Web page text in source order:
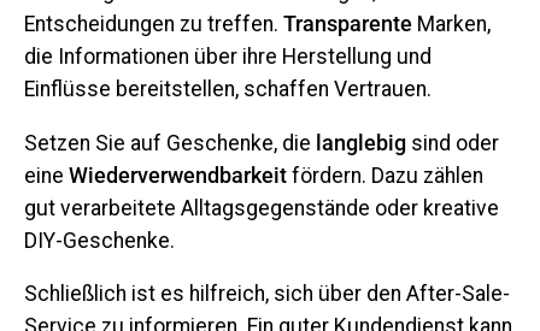
Entscheidungen zu treffen. Transparente Marken,
die Informationen über ihre Herstellung und
Einflüsse bereitstellen, schaffen Vertrauen.
Setzen Sie auf Geschenke, die langlebig sind oder
eine Wiederverwendbarkeit fördern. Dazu zählen
gut verarbeitete Alltagsgegenstände oder kreative
DIY-Geschenke.
Schließlich ist es hilfreich, sich über den After-Sale-